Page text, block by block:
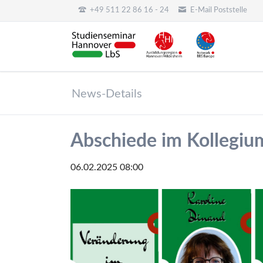
+49 511 22 86 16 - 24 E-Mail Poststelle
News-Details
Abschiede im
06.02.2025 08:00